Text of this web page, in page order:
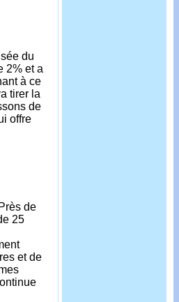
du
2% et a
à ce
tirer la
de
offre
de
25
et de